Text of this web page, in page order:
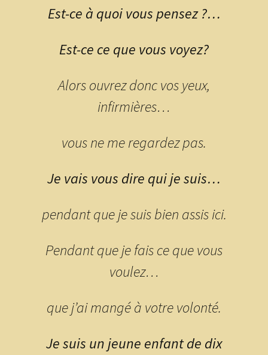
Est-ce à quoi vous pensez ?…
Est-ce ce que vous voyez?
Alors ouvrez donc vos yeux,
infirmières…
vous ne me regardez pas.
Je vais vous dire qui je suis…
pendant que je suis bien assis ici.
Pendant que je fais ce que vous
voulez…
que j’ai mangé à votre volonté.
Je suis un jeune enfant de dix